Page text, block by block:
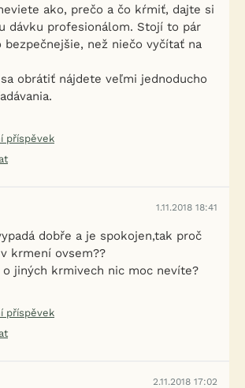
ako, prečo a čo kŕmiť, dajte si
dávku profesionálom. Stojí to pár
než niečo vyčítať na
obrátiť nájdete veľmi jednoducho
příspěvek
1.11.2018 18:41
dobře a je spokojen,tak proč
krmení ovsem??
o jiných krmivech nic moc nevíte?
příspěvek
2.11.2018 17:02